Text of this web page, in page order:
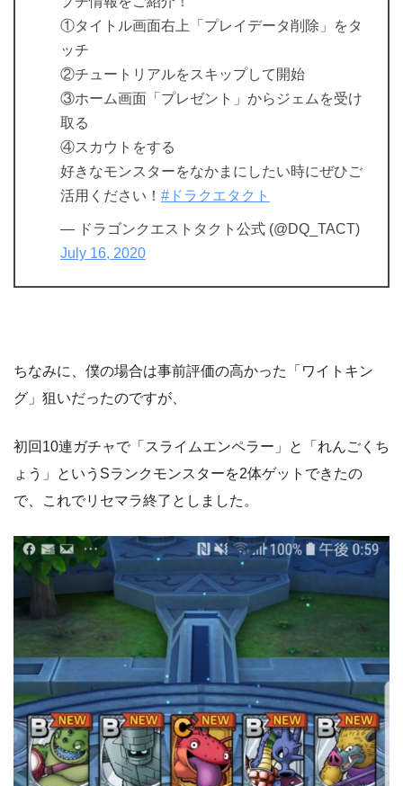
①タイトル画面右上「プレイデータ削除」をタ
ッチ
②チュートリアルをスキップして開始
③ホーム画面「プレゼント」からジェムを受け
取る
④スカウトをする
好きなモンスターをなかまにしたい時にぜひご
活用ください！ #ドラクエタクト
— ドラゴンクエストタクト公式 (@DQ_TACT)
July 16, 2020
ちなみに、僕の場合は事前評価の高かった「ワイトキン
グ」狙いだったのですが、
初回10連ガチャで「スライムエンペラー」と「れんごくち
ょう」というSランクモンスターを2体ゲットできたの
で、これでリセマラ終了としました。